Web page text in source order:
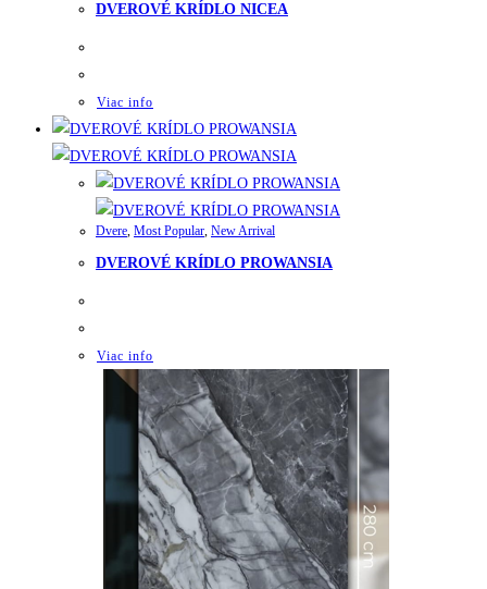
DVEROVÉ KRÍDLO NICEA
Viac info
Dvere, Most Popular, New Arrival
DVEROVÉ KRÍDLO PROWANSIA
Viac info